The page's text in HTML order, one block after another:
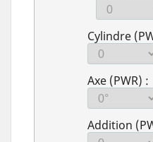
Cylindre
Axe (PWR) :
Addition